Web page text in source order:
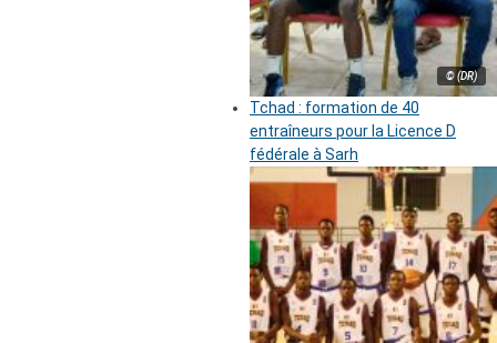
© (DR)
Tchad : formation de 40
entraîneurs pour la Licence D
fédérale à Sarh